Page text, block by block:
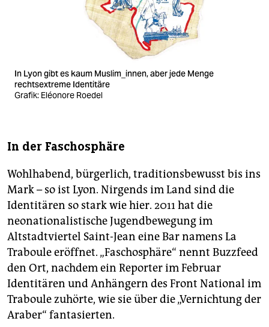
In Lyon gibt es kaum Muslim_innen, aber jede Menge
rechtsextreme Identitäre
Grafik: Eléonore Roedel
In der Faschosphäre
Wohlhabend, bürgerlich, tradi­tions­be­wusst bis ins
Mark – so ist Lyon. Nirgends im Land sind die
Identitären so stark wie hier. 2011 hat die
neonationalistische Jugendbewegung im
Altstadtviertel Saint-Jean eine Bar namens La
Traboule eröffnet. „Faschosphäre“ nennt Buzzfeed
den Ort, nachdem ein Reporter im Februar
Identitären und Anhängern des Front Na­tio­nal im
Traboule zuhörte, wie sie über die „Vernichtung der
Araber“ fantasierten.